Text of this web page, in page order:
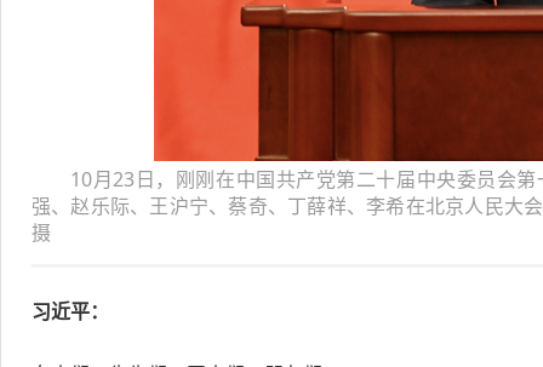
10月23日，刚刚在中国共产党第二十届中央委员会
强、赵乐际、王沪宁、蔡奇、丁薛祥、李希在北京人民大
摄
习近平：